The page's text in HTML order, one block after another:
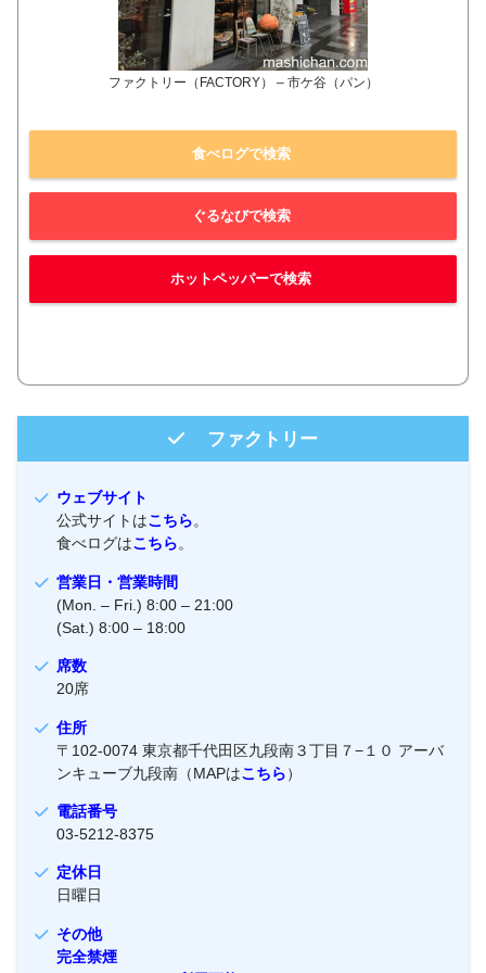
ファクトリー（FACTORY） – 市ケ谷（パン）
食べログで検索
ぐるなびで検索
ホットペッパーで検索
ファクトリー
ウェブサイト
公式サイトはこちら。
食べログはこちら。
営業日・営業時間
(Mon. – Fri.) 8:00 – 21:00
(Sat.) 8:00 – 18:00
席数
20席
住所
〒102-0074 東京都千代田区九段南３丁目７−１０ アーバ
ンキューブ九段南（MAPはこちら）
電話番号
03-5212-8375
定休日
日曜日
その他
完全禁煙